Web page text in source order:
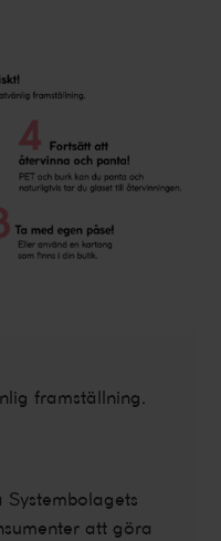
framställning.
att göra